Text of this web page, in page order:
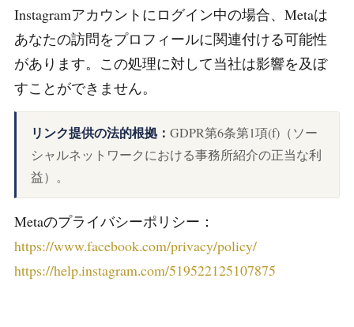
Instagramアカウントにログイン中の場合、Metaは
あなたの訪問をプロフィールに関連付ける可能性
があります。この処理に対して当社は影響を及ぼ
すことができません。
リンク提供の法的根拠： GDPR第6条第1項(f)（ソー
シャルネットワークにおける事務所紹介の正当な利
益）。
Metaのプライバシーポリシー：
https://www.facebook.com/privacy/policy/
https://help.instagram.com/519522125107875